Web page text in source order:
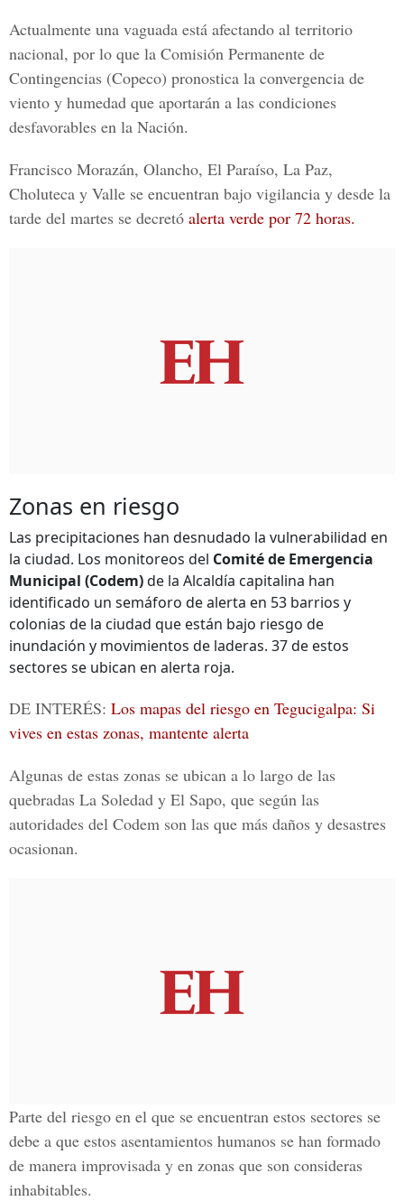
Actualmente una vaguada está afectando al territorio
nacional, por lo que la Comisión Permanente de
Contingencias (Copeco) pronostica la convergencia de
viento y humedad que aportarán a las condiciones
desfavorables en la Nación.
Francisco Morazán, Olancho, El Paraíso, La Paz,
Choluteca y Valle se encuentran bajo vigilancia y desde la
tarde del martes se decretó alerta verde por 72 horas.
Zonas en riesgo
Las precipitaciones han desnudado la vulnerabilidad en
la ciudad. Los monitoreos del Comité de Emergencia
Municipal (Codem)de la Alcaldía capitalina han
identificado un semáforo de alerta en 53 barrios y
colonias de la ciudad que están bajo riesgo de
inundación y movimientos de laderas. 37 de estos
sectores se ubican en alerta roja.
DE INTERÉS: Los mapas del riesgo en Tegucigalpa: Si
vives en estas zonas, mantente alerta
Algunas de estas zonas se ubican a lo largo de las
quebradas La Soledad y El Sapo, que según las
autoridades del Codem son las que más daños y desastres
ocasionan.
Parte del riesgo en el que se encuentran estos sectores se
debe a que estos asentamientos humanos se han formado
de manera improvisada y en zonas que son consideras
inhabitables.